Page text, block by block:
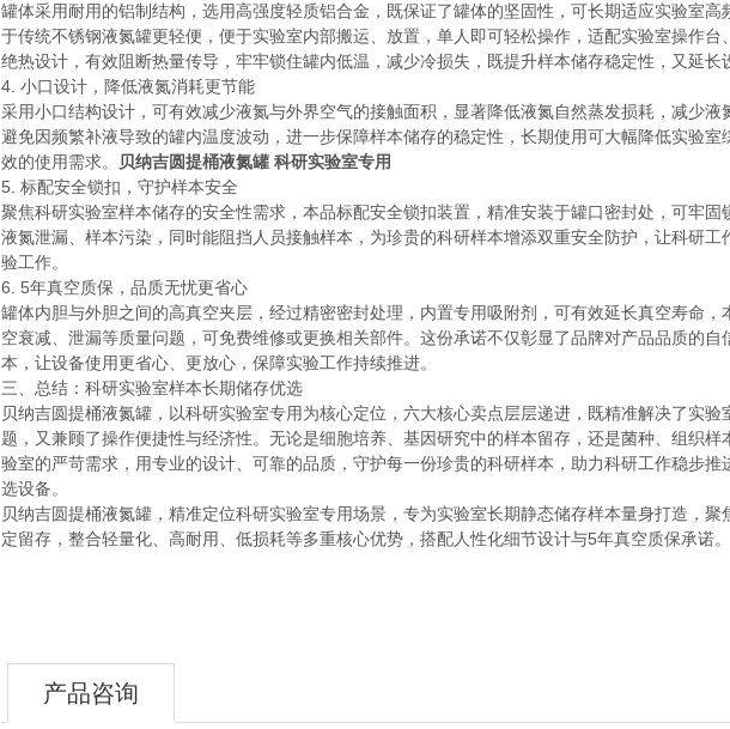
罐体采用耐用的铝制结构，选用高强度轻质铝合金，既保证了罐体的坚固性，可长期适应实验室
于传统不锈钢液氮罐更轻便，便于实验室内部搬运、放置，单人即可轻松操作，适配实验室操作
绝热设计，有效阻断热量传导，牢牢锁住罐内低温，减少冷损失，既提升样本储存稳定性，又延长
4. 小口设计，降低液氮消耗更节能
采用小口结构设计，可有效减少液氮与外界空气的接触面积，显著降低液氮自然蒸发损耗，减少液
避免因频繁补液导致的罐内温度波动，进一步保障样本储存的稳定性，长期使用可大幅降低实验
效的使用需求。
贝纳吉圆提桶液氮罐 科研实验室专用
5. 标配安全锁扣，守护样本安全
聚焦科研实验室样本储存的安全性需求，本品标配安全锁扣装置，精准安装于罐口密封处，可牢
液氮泄漏、样本污染，同时能阻挡人员接触样本，为珍贵的科研样本增添双重安全防护，让科研
验工作。
6. 5年真空质保，品质无忧更省心
罐体内胆与外胆之间的高真空夹层，经过精密密封处理，内置专用吸附剂，可有效延长真空寿命，
空衰减、泄漏等质量问题，可免费维修或更换相关部件。这份承诺不仅彰显了品牌对产品品质的
本，让设备使用更省心、更放心，保障实验工作持续推进。
三、总结：科研实验室样本长期储存优选
贝纳吉圆提桶液氮罐，以科研实验室专用为核心定位，六大核心卖点层层递进，既精准解决了实
题，又兼顾了操作便捷性与经济性。无论是细胞培养、基因研究中的样本留存，还是菌种、组织
验室的严苛需求，用专业的设计、可靠的品质，守护每一份珍贵的科研样本，助力科研工作稳步
选设备。
贝纳吉圆提桶液氮罐，精准定位科研实验室专用场景，专为实验室长期静态储存样本量身打造，
定留存，整合轻量化、高耐用、低损耗等多重核心优势，搭配人性化细节设计与5年真空质保承诺。
产品咨询